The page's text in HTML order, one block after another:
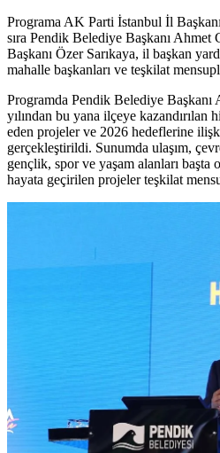
Programa AK Parti İstanbul İl
sıra Pendik Belediye Başkanı
Başkanı Özer Sarıkaya, il başkan
mahalle başkanları ve teşkilat
Programda Pendik Belediye Başkanı
yılından bu yana ilçeye kazandırılan
eden projeler ve 2026 hedeflerine
gerçekleştirildi. Sunumda ulaşım,
gençlik, spor ve yaşam alanları başta
hayata geçirilen projeler teşkilat